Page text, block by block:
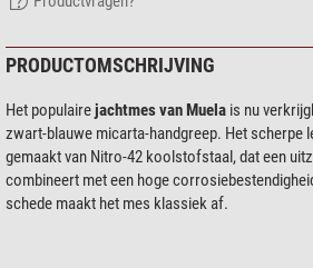
PRODUCTOMSCHRIJVING
Het populairejachtmes van Muela is nu
zwart-blauwe micarta-handgreep. Het scherpe
gemaakt van Nitro-42 koolstofstaal, dat een
combineert met een hoge
schede maakt het mes klassiek af.